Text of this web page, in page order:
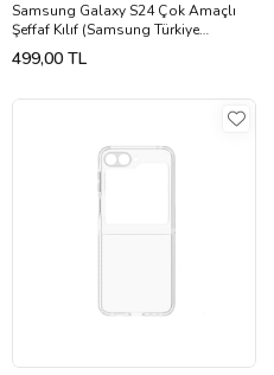
Samsung Galaxy S24 Çok Amaçlı
Şeffaf Kılıf (Samsung Türkiye
Garantili)
499,00 TL